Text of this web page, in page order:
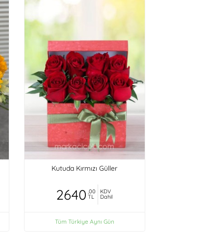
Kutuda Kırmızı Güller
2640 ,00
TL
KDV
Dahil
Tüm Türkiye Aynı Gün